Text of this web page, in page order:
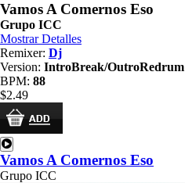
Vamos A Comernos Eso
Grupo ICC
Mostrar Detalles
Remixer: Dj
Version: IntroBreak/OutroRedrum
BPM: 88
$2.49
Vamos A Comernos Eso
Grupo ICC